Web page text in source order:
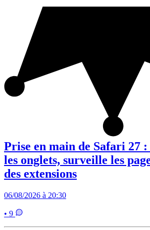
Prise en main de Safari 27
les onglets, surveille les
des extensions
06/08/2026 à 20:30
• 9